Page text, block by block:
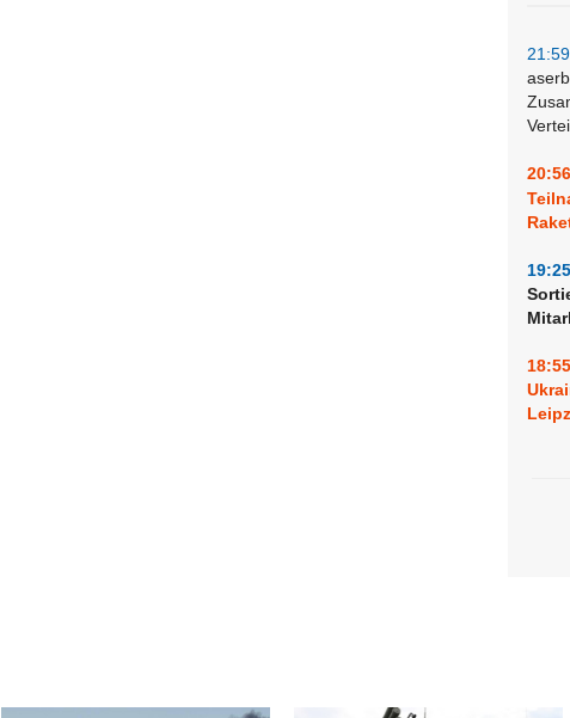
21:59
20:56
19:25
18:55